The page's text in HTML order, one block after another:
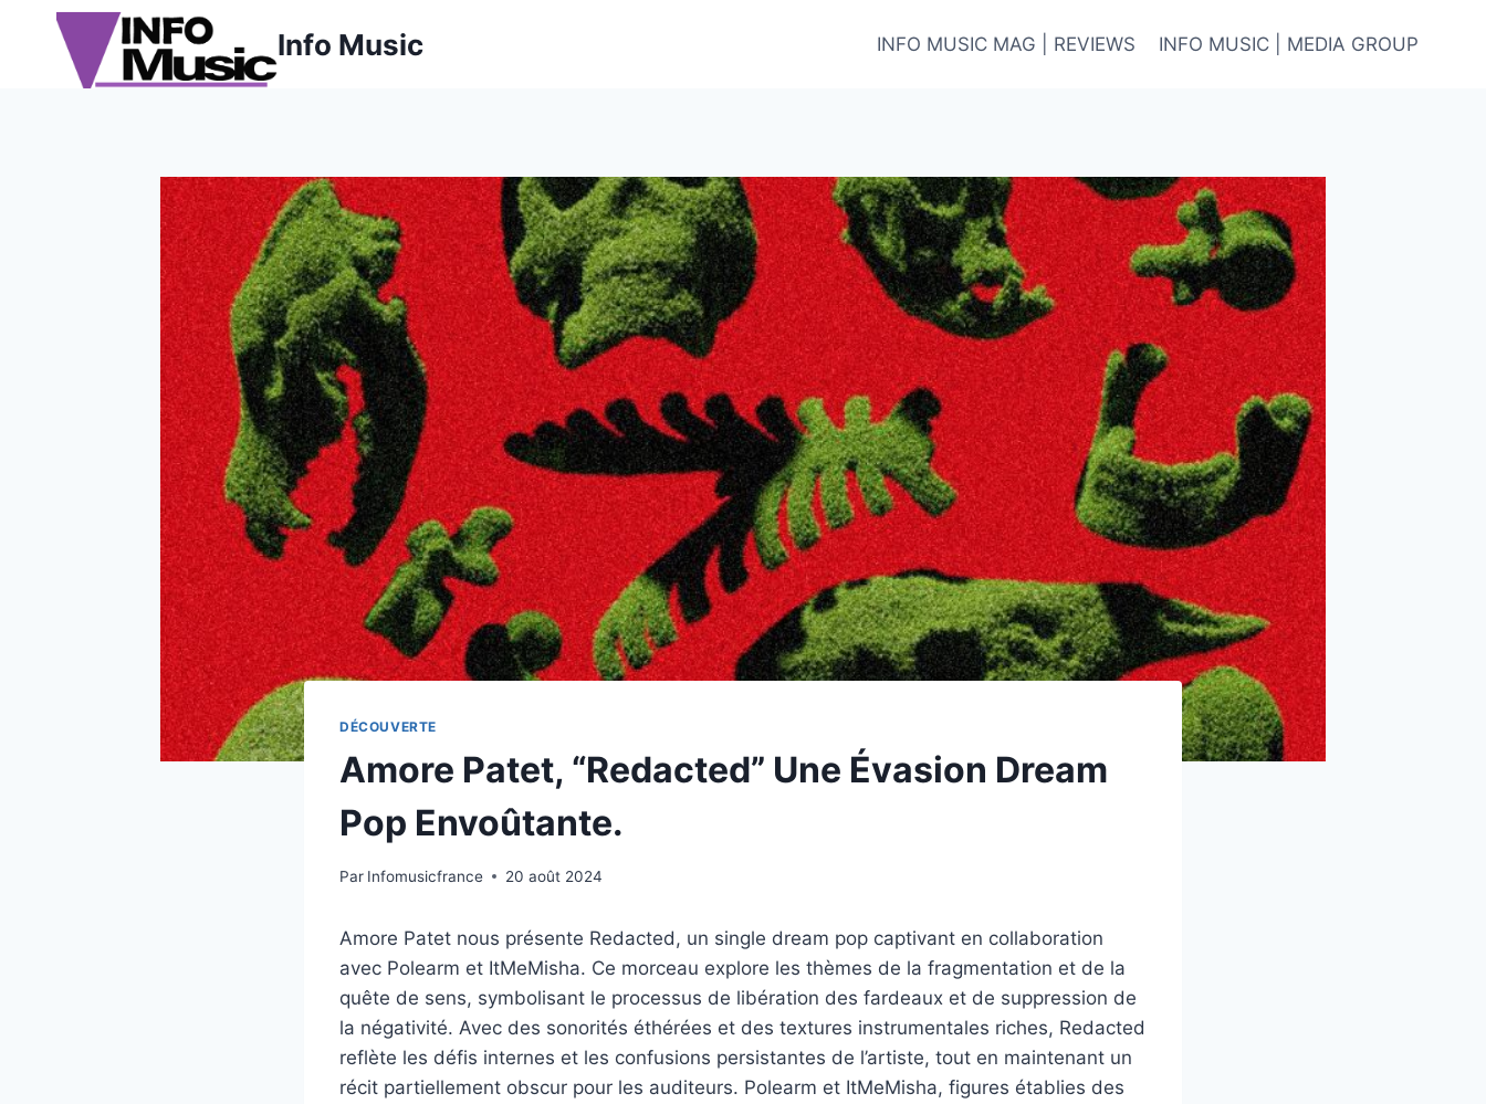
Info Music INFO MUSIC MAG | REVIEWS INFO MUSIC | MEDIA GROUP
DÉCOUVERTE
Amore Patet, “Redacted” Une Évasion Dream
Pop Envoûtante.
Par Infomusicfrance 20 août 2024
Amore Patet nous présente Redacted, un single dream pop captivant en collaboration
avec Polearm et ItMeMisha. Ce morceau explore les thèmes de la fragmentation et de la
quête de sens, symbolisant le processus de libération des fardeaux et de suppression de
la négativité. Avec des sonorités éthérées et des textures instrumentales riches, Redacted
reflète les défis internes et les confusions persistantes de l’artiste, tout en maintenant un
récit partiellement obscur pour les auditeurs. Polearm et ItMeMisha, figures établies des